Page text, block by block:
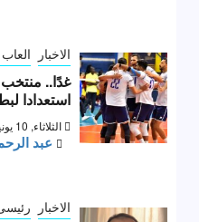
الاخبار
غدًا.. منتخب
استعدادا
الثلاثاء, 10 يونيو 2025, 6:21 م
عبد
الاخبار